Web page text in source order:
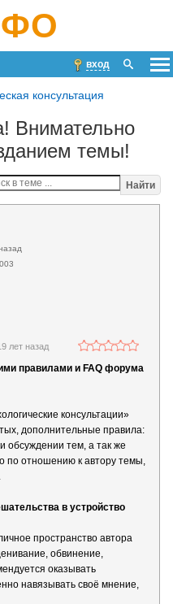
вход
консультация
Внимательно
темы!
Найти
лет назад
правилами и FAQ форума
консультации»
дополнительные правила:
обсуждении тем, а так же
по отношению к автору темы,
в устройство
пространство автора
обвинение,
оказывать
навязывать своё мнение,